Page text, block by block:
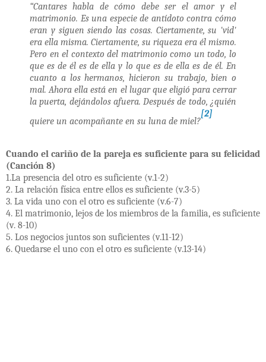
“Cantares habla de cómo debe ser el amor y el
matrimonio. Es una especie de antídoto contra cómo
eran y siguen siendo las cosas. Ciertamente, su 'vid'
era ella misma. Ciertamente, su riqueza era él mismo.
Pero en el contexto del matrimonio como un todo, lo
que es de él es de ella y lo que es de ella es de él. En
cuanto a los hermanos, hicieron su trabajo, bien o
mal. Ahora ella está en el lugar que eligió para cerrar
la puerta, dejándolos afuera. Después de todo, ¿quién
quiere un acompañante en su luna de miel?
[2]
Cuando el cariño de la pareja es suficiente para su felicidad
(Canción 8)
1.La presencia del otro es suficiente (v.1-2)
2. La relación física entre ellos es suficiente (v.3-5)
3. La vida uno con el otro es suficiente (v.6-7)
4. El matrimonio, lejos de los miembros de la familia, es suficiente
(v. 8-10)
5. Los negocios juntos son suficientes (v.11-12)
6. Quedarse el uno con el otro es suficiente (v.13-14)